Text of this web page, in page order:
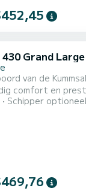
Grand Large
van de
en prestaties op zee te garanderen.
Met een totale
Schipper optioneel